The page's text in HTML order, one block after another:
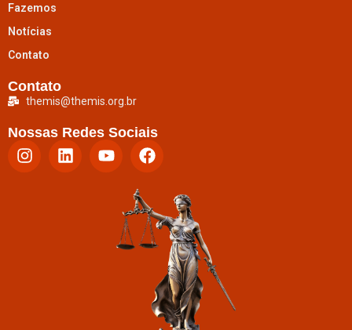
Fazemos
Notícias
Contato
Contato
themis@themis.org.br
Nossas Redes Sociais